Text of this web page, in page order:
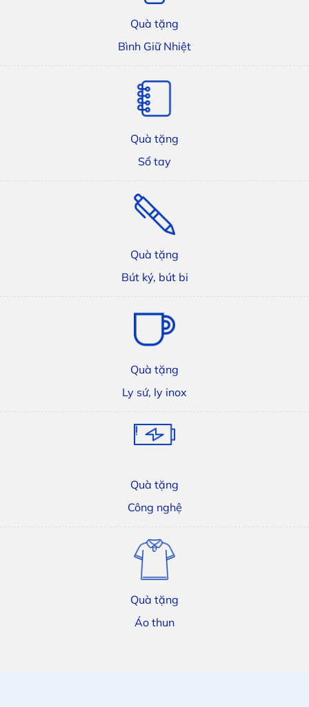
Quà tặng
Bình Giữ Nhiệt
Quà tặng
Sổ tay
Quà tặng
Bút ký, bút bi
Quà tặng
Ly sứ, ly inox
Quà tặng
Công nghệ
Quà tặng
Áo thun